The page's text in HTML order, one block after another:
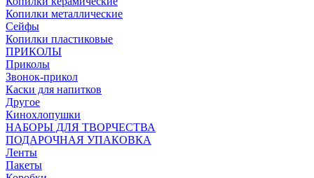
Копилки металлические
Сейфы
Копилки пластиковые
ПРИКОЛЫ
Приколы
Звонок-прикол
Каски для напитков
Другое
Кинохлопушки
НАБОРЫ ДЛЯ ТВОРЧЕСТВА
ПОДАРОЧНАЯ УПАКОВКА
Ленты
Пакеты